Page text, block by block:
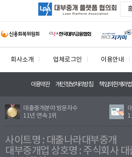
회사소개 업체로그인 이용안내
이용약관 개인정보처리방침 책임의한계와법
대출중개분야 방문자수
11년 연속 1위
사이트명 : 대출나라대부중개
대부중개업 상호명 : 주식회사